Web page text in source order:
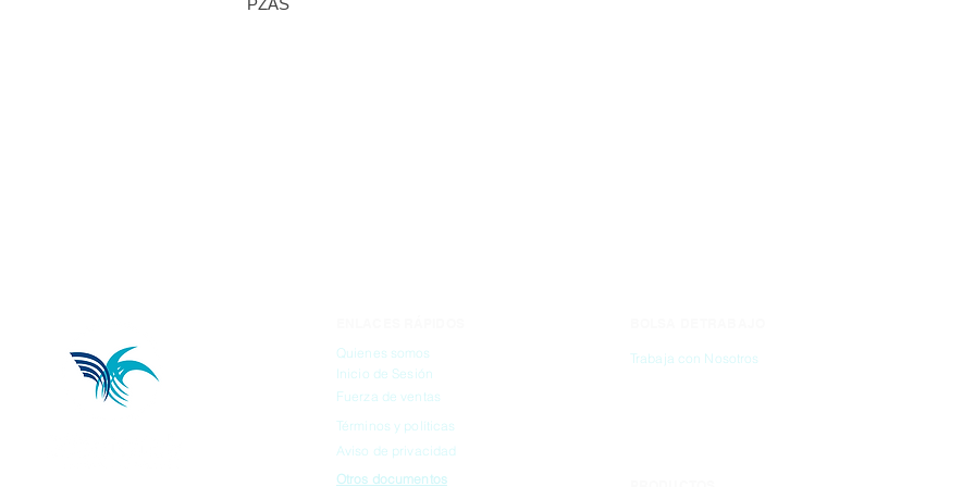
PZAS
Quienes somos
Inicio de Sesión
Fuerza de ventas
Términos y políticas
Aviso de privacidad
Otros documentos
Trabaja con Nosotros